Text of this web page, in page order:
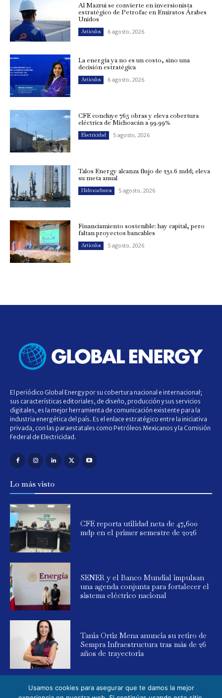
Al Mazrui se convierte en inversionista
estratégico de Petrofac en Emiratos Árabes
Unidos
Artículos 6 agosto, 2026
La energía ya no es un costo, sino una
decisión estratégica
Artículos 6 agosto, 2026
CFE concluye 765 obras y eleva cobertura
eléctrica de Michoacán a 99.99%
Electricidad 5 agosto, 2026
Talos Energy alcanza flujo de 231.6 mdd; eleva
su meta anual
Hidrocarburos 5 agosto, 2026
Financiamiento sostenible: hay capital, pero
faltan proyectos bancables
Artículos 5 agosto, 2026
El periódico Global Energy por su cobertura nacional e internacional;
sus características editoriales, de diseño, producción y sus servicios
digitales, es la mejor herramienta de comunicación existente para la
industria energética del país. Es el enlace estratégico entre la iniciativa
privada, con las paraestatales como Petróleos Mexicanos y la Comisión
Federal de Electricidad.
Lo más visto
CFE reporta utilidad neta de 47,600
mdp en el primer semestre de 2026
SENER y el Banco Mundial impulsan
una agenda conjunta para fortalecer el
sistema eléctrico nacional
Tania Ortiz Mena anuncia su retiro de
Sempra Infraestructura tras más de 26
años de trayectoria
Usamos cookies para asegurar que te damos la mejor